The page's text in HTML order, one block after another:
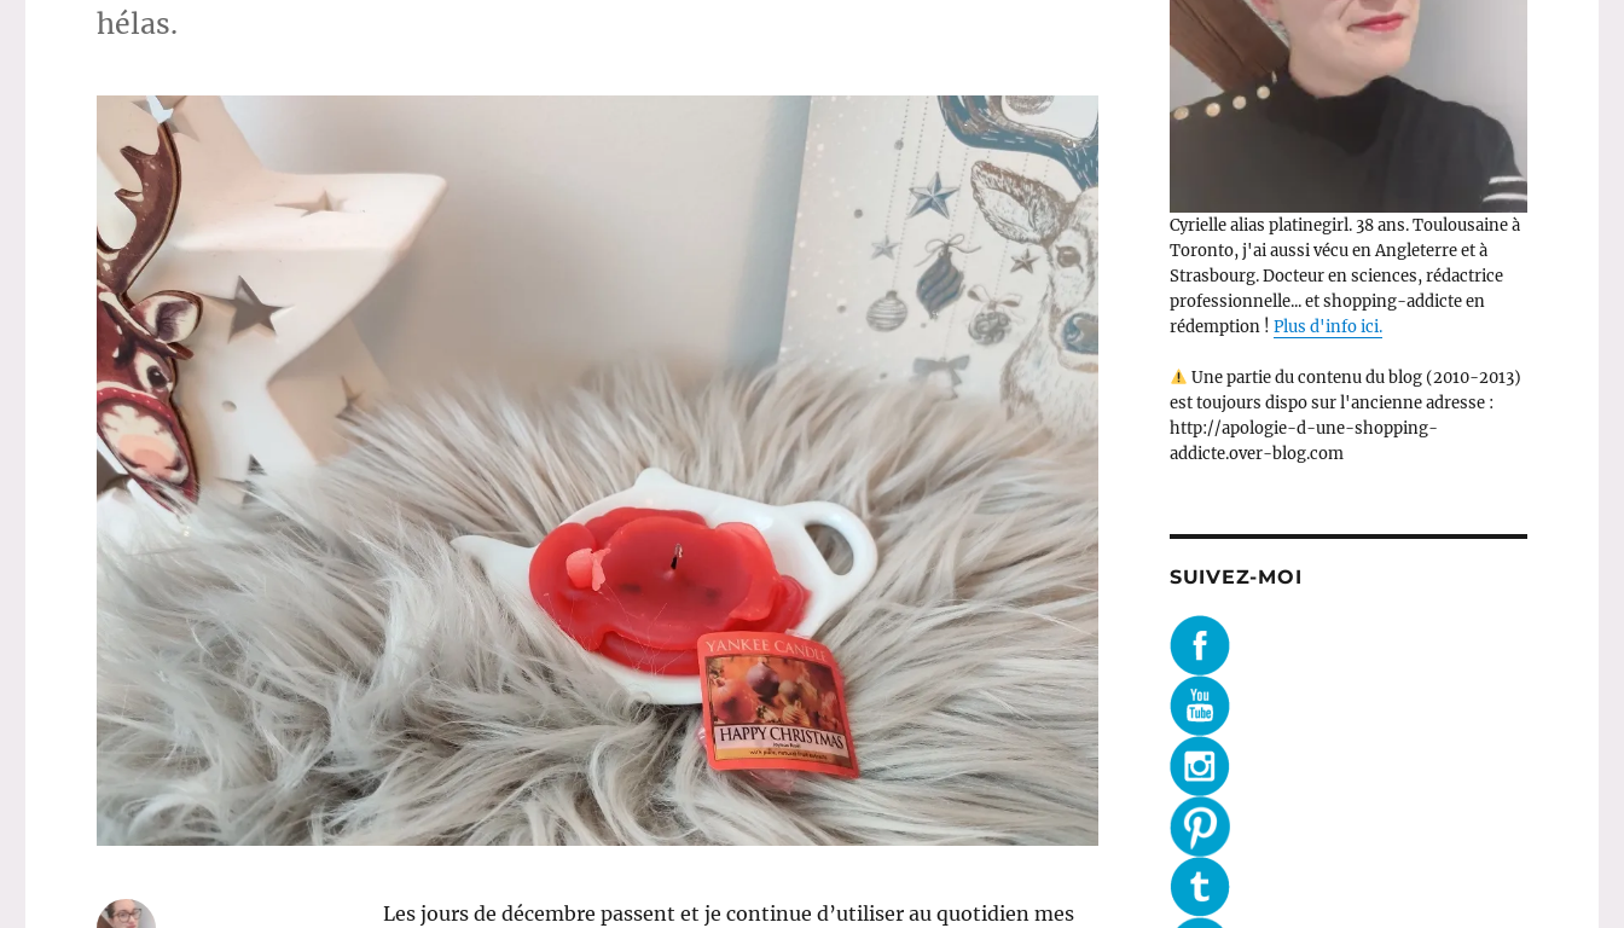
hélas.
Les jours de décembre passent et je continue d’utiliser au quotidien mes
Cyrielle alias platinegirl. 38 ans. Toulousaine à
Toronto, j'ai aussi vécu en Angleterre et à
Strasbourg. Docteur en sciences, rédactrice
professionnelle... et shopping-addicte en
rédemption ! Plus d'info ici.
Une partie du contenu du blog (2010-2013)
est toujours dispo sur l'ancienne adresse :
http://apologie-d-une-shopping-
addicte.over-blog.com
SUIVEZ-MOI